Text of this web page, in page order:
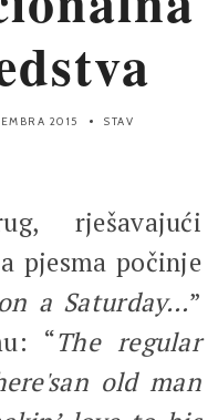
2015 STAV
rješavajući
pjesma počinje
a Saturday…”
“The regular
old man